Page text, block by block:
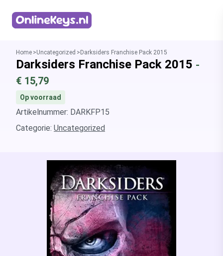
Home Uncategorized Darksiders Franchise Pack 2015
Darksiders Franchise Pack 2015 -
€ 15,79
Op voorraad
Artikelnummer: DARKFP15
Categorie: Uncategorized